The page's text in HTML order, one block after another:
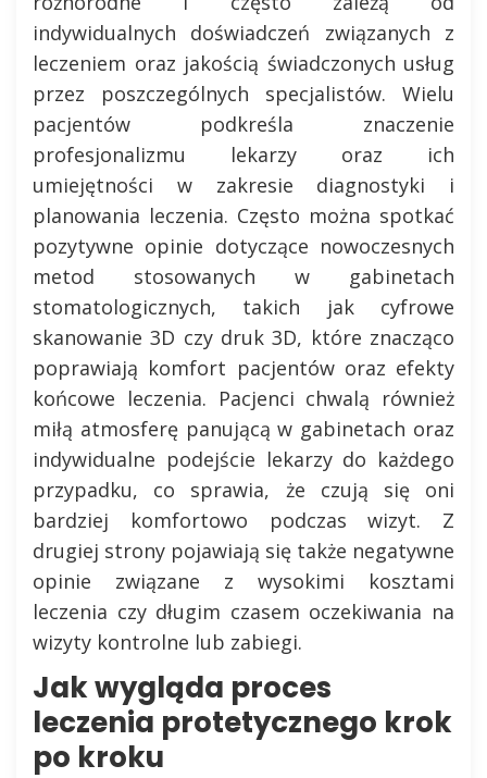
indywidualnych doświadczeń związanych z
leczeniem oraz jakością świadczonych usług
przez poszczególnych specjalistów. Wielu
pacjentów podkreśla znaczenie
profesjonalizmu lekarzy oraz ich
umiejętności w zakresie diagnostyki i
planowania leczenia. Często można spotkać
pozytywne opinie dotyczące nowoczesnych
metod stosowanych w gabinetach
stomatologicznych, takich jak cyfrowe
skanowanie 3D czy druk 3D, które znacząco
poprawiają komfort pacjentów oraz efekty
końcowe leczenia. Pacjenci chwalą również
miłą atmosferę panującą w gabinetach oraz
indywidualne podejście lekarzy do każdego
przypadku, co sprawia, że czują się oni
bardziej komfortowo podczas wizyt. Z
drugiej strony pojawiają się także negatywne
opinie związane z wysokimi kosztami
leczenia czy długim czasem oczekiwania na
wizyty kontrolne lub zabiegi.
Jak wygląda proces
leczenia protetycznego krok
po kroku